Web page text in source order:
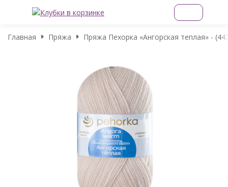
Главная Пряжа Пряжа Пехорка «Ангорская теплая» -